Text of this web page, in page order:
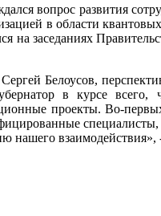
вопрос развития
в области
на заседаниях
Белоусов,
в курсе
проекты. Во-
нашего